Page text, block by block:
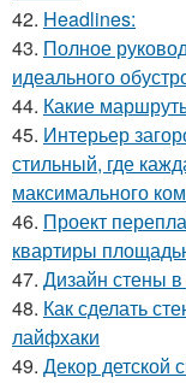
42. Headlines:
43. Полное
идеального
44. Какие
45. Интерьер
стильный, где
максимального
46. Проект
квартиры
47. Дизайн стены в
48. Как сделать
лайфхаки
49. Декор детской